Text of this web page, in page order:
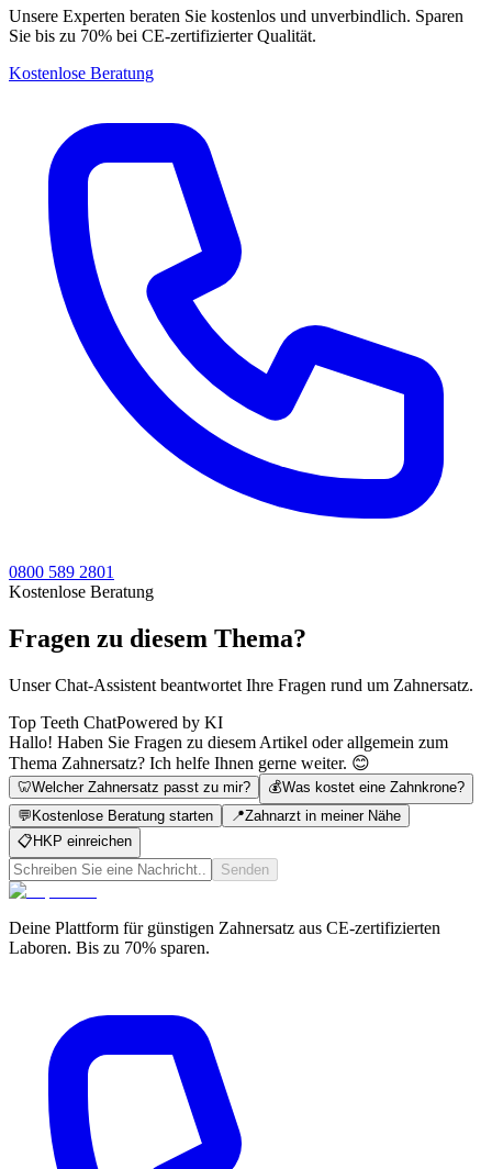
Unsere Experten beraten Sie kostenlos und unverbindlich. Sparen
Sie bis zu 70% bei CE-zertifizierter Qualität.
Kostenlose Beratung
0800 589 2801
Kostenlose Beratung
Fragen zu diesem Thema?
Unser Chat-Assistent beantwortet Ihre Fragen rund um Zahnersatz.
Top Teeth ChatPowered by KI
Hallo! Haben Sie Fragen zu diesem Artikel oder allgemein zum
Thema Zahnersatz? Ich helfe Ihnen gerne weiter. 😊
🦷Welcher Zahnersatz passt zu mir? 💰Was kostet eine Zahnkrone?
💬Kostenlose Beratung starten 📍Zahnarzt in meiner Nähe
📋HKP einreichen
Senden
Deine Plattform für günstigen Zahnersatz aus CE-zertifizierten
Laboren. Bis zu 70% sparen.